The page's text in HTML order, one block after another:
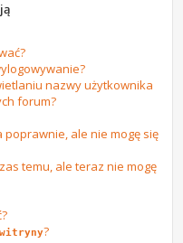
nazwy użytkownika
forum?
ale nie mogę się
temu, ale teraz nie mogę
?